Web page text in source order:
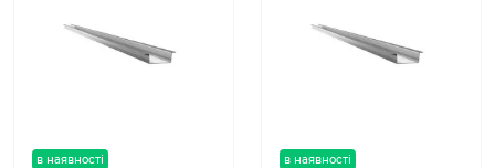
в наявності в наявності